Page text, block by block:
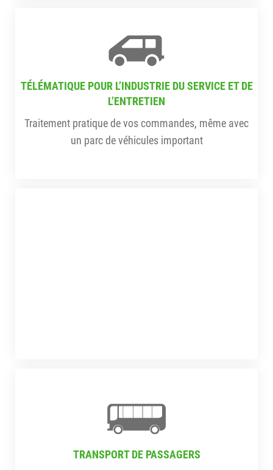
TÉLÉMATIQUE POUR L’INDUSTRIE DU SERVICE ET DE
L’ENTRETIEN
Traitement pratique de vos commandes, même avec
un parc de véhicules important
TRANSPORT DE PASSAGERS